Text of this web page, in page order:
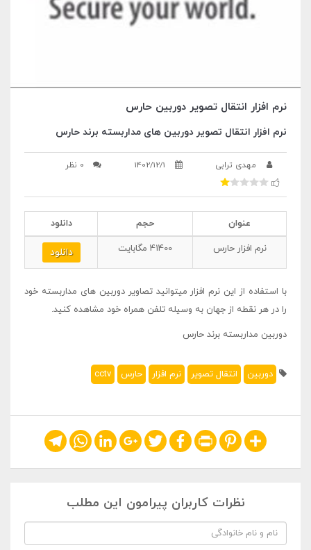
نرم افزار انتقال تصویر دوربین حارس
نرم افزار انتقال تصویر دوربین های مداربسته برند حارس
مهدی ترابی 1402/12/1 0 نظر
عنوان حجم
دانلود
نرم افزار حارس
41400 مگابایت دانلود
با استفاده از این نرم افزار میتوانید تصاویر دوربین های مداربسته خود
را در هر نقطه از جهان به وسیله تلفن همراه خود مشاهده کنید.
دوربین مداربسته برند حارس
دوربین انتقال تصویر نرم افزار حارس cctv
Share
Pinterest
Print
Facebook
Twitter
Google+
LinkedIn
WhatsApp
Telegram
نظرات کاربران پیرامون این مطلب